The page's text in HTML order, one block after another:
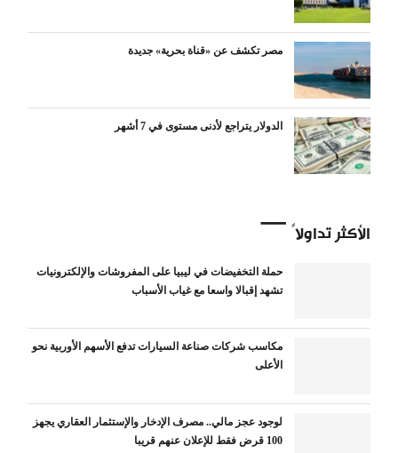
مصر تكشف عن «قناة بحرية» جديدة
الدولار يتراجع لأدنى مستوى في 7 أشهر
الأكثر تداولاً
حملة التخفيضات في ليبيا على المفروشات والإلكترونيات
تشهد إقبالا واسعا مع غياب الأسباب
مكاسب شركات صناعة السيارات تدفع الأسهم الأوربية نحو
الأعلى
لوجود عجز مالي.. مصرف الإدخار والإستثمار العقاري يجهز
100 قرض فقط للإعلان عنهم قريبا